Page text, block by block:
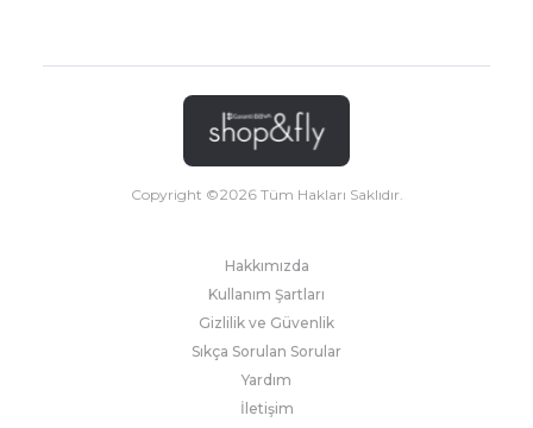
Copyright ©2026Tüm Hakları Saklıdır.
Hakkımızda
Kullanım Şartları
Gizlilik ve Güvenlik
Sıkça Sorulan Sorular
Yardım
İletişim